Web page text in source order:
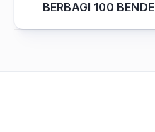
BERBAGI 100